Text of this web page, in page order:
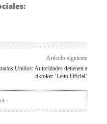
Artículo siguiente
Unidos: Autoridades detienen a
tiktoker ‘Leito Oficial’
-